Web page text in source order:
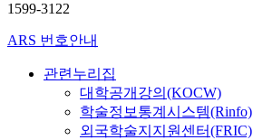
1599-3122
ARS 번호안내
관련누리집
대학공개강의(KOCW)
학술정보통계시스템(Rinfo)
외국학술지지원센터(FRIC)